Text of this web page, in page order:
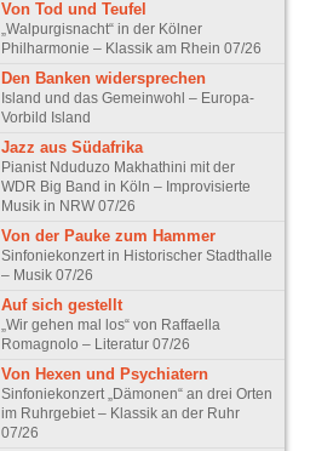
Von Tod und Teufel
„Walpurgisnacht“ in der Kölner
Philharmonie – Klassik am Rhein 07/26
Den Banken widersprechen
Island und das Gemeinwohl – Europa-
Vorbild Island
Jazz aus Südafrika
Pianist Nduduzo Makhathini mit der
WDR Big Band in Köln – Improvisierte
Musik in NRW 07/26
Von der Pauke zum Hammer
Sinfoniekonzert in Historischer Stadthalle
– Musik 07/26
Auf sich gestellt
„Wir gehen mal los“ von Raffaella
Romagnolo – Literatur 07/26
Von Hexen und Psychiatern
Sinfoniekonzert „Dämonen“ an drei Orten
im Ruhrgebiet – Klassik an der Ruhr
07/26